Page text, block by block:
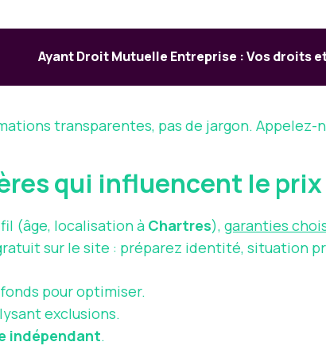
Ayant Droit Mutuelle Entreprise : Vos droits
transparentes, pas de jargon. Appelez-
qui influencent le prix
(âge, localisation à Chartres), garanties
sur le site : préparez identité, situation
pour optimiser.
exclusions.
indépendant.